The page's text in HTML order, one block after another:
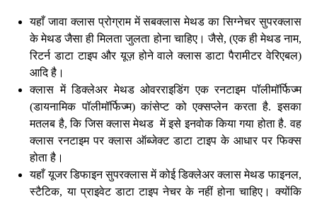
यहाँ जावा क्लास प्रोग्राम में सबक्लास मेथड का सिग्नेचर सुपरक्लास
के मेथड जैसा ही मिलता जुलता होना चाहिए। जैसे, (एक ही मेथड नाम,
रिटर्न डाटा टाइप और यूज़ होने वाले क्लास डाटा पैरामीटर वेरिएबल)
आदि है।
क्लास में डिक्लेअर मेथड ओवरराइडिंग एक रनटाइम पॉलीमॉर्फिज्म
(डायनामिक पॉलीमॉर्फिज्म) कांसेप्ट को एक्सप्लेन करता है. इसका
मतलब है, कि जिस क्लास मेथड में इसे इनवोक किया गया होता है. वह
क्लास रनटाइम पर क्लास ऑब्जेक्ट डाटा टाइप के आधार पर फिक्स
होता है।
यहाँ यूजर डिफाइन सुपरक्लास में कोई डिक्लेअर क्लास मेथड फाइनल,
स्टैटिक, या प्राइवेट डाटा टाइप नेचर के नहीं होना चाहिए। क्योंकि